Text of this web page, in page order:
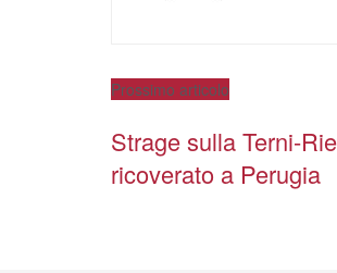
Prossimo articolo
Strage sulla Terni-
ricoverato a Perugia